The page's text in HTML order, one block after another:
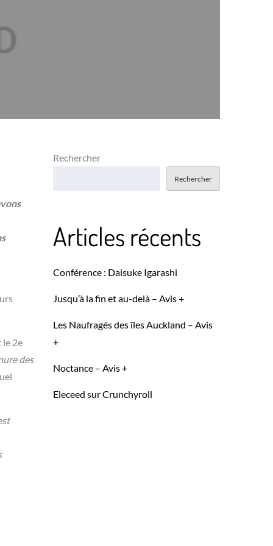
le 2e
des
Rechercher
Rechercher
Articles récents
Conférence : Daisuke Igarashi
Jusqu’à la fin et au-delà – Avis +
Les Naufragés des îles Auckland – Avis
+
Noctance – Avis +
Eleceed sur Crunchyroll